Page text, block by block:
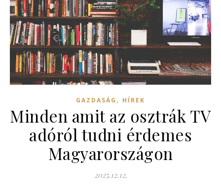
GAZDASÁG , HÍREK
Minden amit az osztrák TV
adóról tudni érdemes
Magyarországon
2025.12.12.